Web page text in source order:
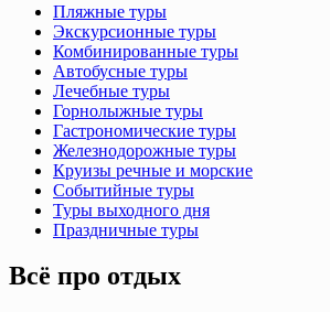
Пляжные туры
Экскурсионные туры
Комбинированные туры
Автобусные туры
Лечебные туры
Горнолыжные туры
Гастрономические туры
Железнодорожные туры
Круизы речные и морские
Событийные туры
Туры выходного дня
Праздничные туры
Всё про отдых